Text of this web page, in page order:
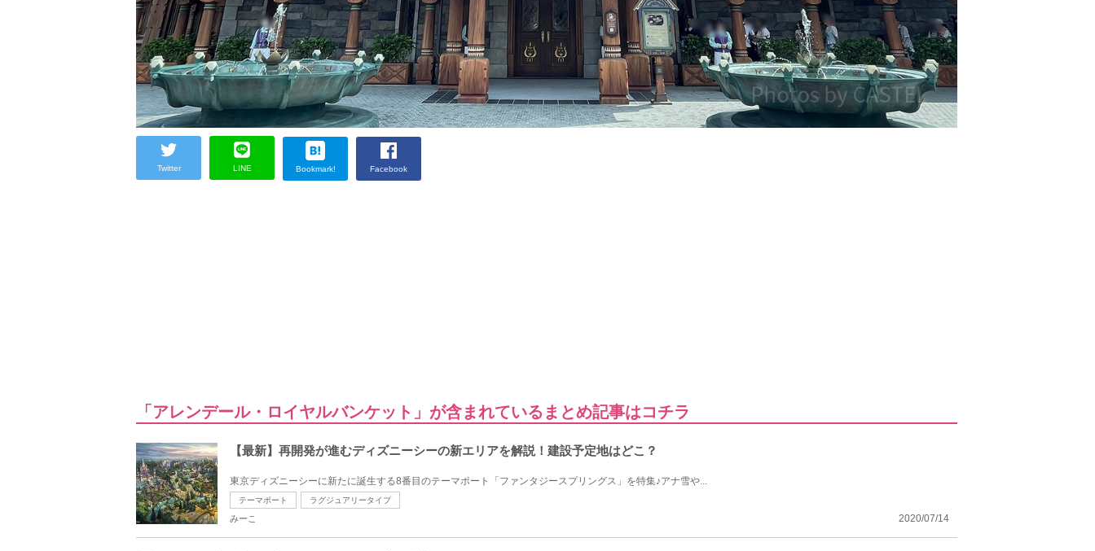
Twitter LINE Bookmark! Facebook
「アレンデール・ロイヤルバンケット」が含まれているまとめ記事はコチラ
【最新】再開発が進むディズニーシーの新エリアを解説！建設予定地はどこ？
東京ディズニーシーに新たに誕生する8番目のテーマポート「ファンタジースプリングス」を特集♪アナ雪や...
テーマポート ラグジュアリータイプ
2020/07/14
みーこ